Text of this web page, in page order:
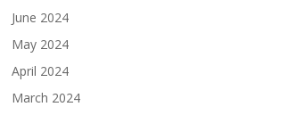
June 2024
May 2024
April 2024
March 2024